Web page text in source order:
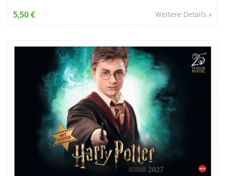
Young Adult
Weitere Details »
5,50 €